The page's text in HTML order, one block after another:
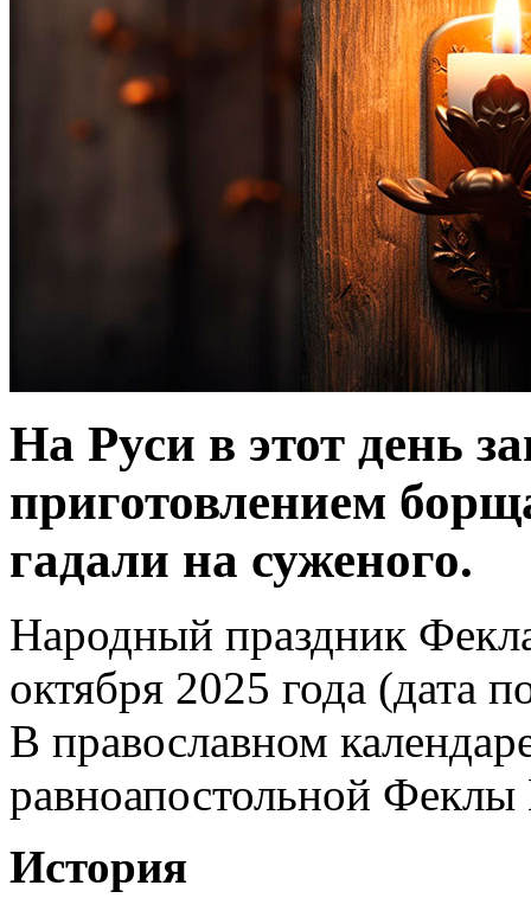
На Руси в этот день
приготовлением
гадали на суженого.
Народный праздник
октября 2025 года (дата
В православном
равноапостольной
История